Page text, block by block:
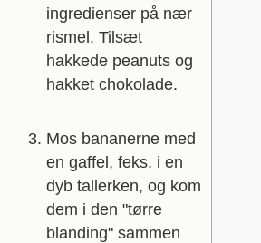
ingredienser på nær
rismel. Tilsæt
hakkede peanuts og
hakket chokolade.
Mos bananerne med
en gaffel, feks. i en
dyb tallerken, og kom
dem i den "tørre
blanding" sammen